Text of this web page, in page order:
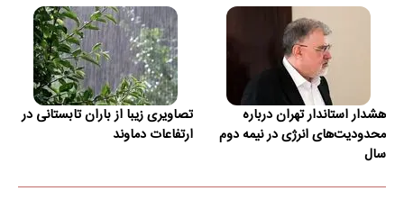
هشدار استاندار تهران درباره
محدودیت‌های انرژی در نیمه دوم
سال
تصاویری زیبا از باران تابستانی در
ارتفاعات دماوند